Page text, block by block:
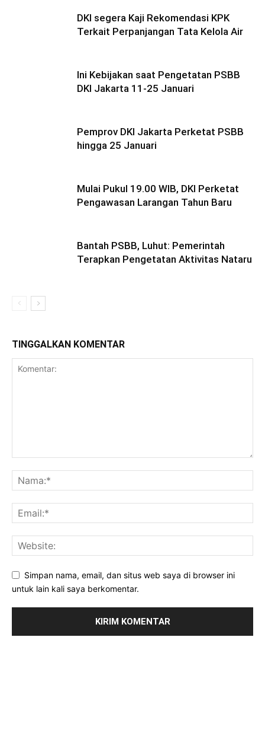
DKI segera Kaji Rekomendasi KPK
Terkait Perpanjangan Tata Kelola Air
Ini Kebijakan saat Pengetatan PSBB
DKI Jakarta 11-25 Januari
Pemprov DKI Jakarta Perketat PSBB
hingga 25 Januari
Mulai Pukul 19.00 WIB, DKI Perketat
Pengawasan Larangan Tahun Baru
Bantah PSBB, Luhut: Pemerintah
Terapkan Pengetatan Aktivitas Nataru
TINGGALKAN KOMENTAR
Simpan nama, email, dan situs web saya di browser ini
untuk lain kali saya berkomentar.